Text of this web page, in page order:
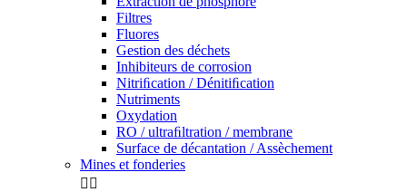
Filtres
Fluores
Gestion des déchets
Inhibiteurs de corrosion
Nitriﬁcation / Dénitiﬁcation
Nutriments
Oxydation
RO / ultraﬁltration / membrane
Surface de décantation / Assèchement
Mines et fonderies
 